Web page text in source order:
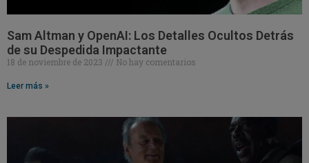
Sam Altman y OpenAI: Los Detalles Ocultos Detrás
de su Despedida Impactante
18 de noviembre de 2023 No hay comentarios
Leer más »